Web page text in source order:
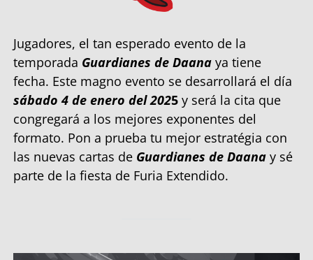
Jugadores, el tan esperado evento de la
temporada Guardianes de Daana ya tiene
fecha. Este magno evento se desarrollará el día
sábado 4 de enero del 2025 y será la cita que
congregará a los mejores exponentes del
formato. Pon a prueba tu mejor estratégia con
las nuevas cartas de Guardianes de Daana y sé
parte de la fiesta de Furia Extendido.